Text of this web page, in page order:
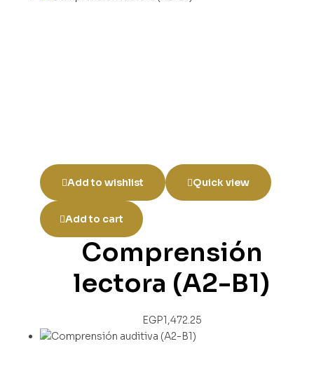
Add to wishlist Quick view
Add to cart
Comprensión
lectora (A2-B1)
EGP1,472.25